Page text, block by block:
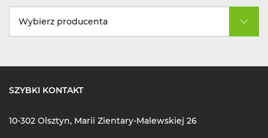
Wybierz producenta
SZYBKI KONTAKT
10-302 Olsztyn, Marii Zientary-Malewskiej 26